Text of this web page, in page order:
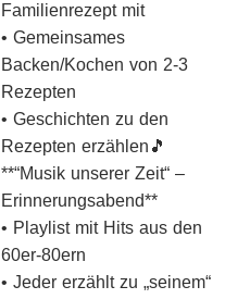
Familienrezept mit
• Gemeinsames
Backen/Kochen von 2-3
Rezepten
• Geschichten zu den
Rezepten erzählen🎵
**“Musik unserer Zeit“ –
Erinnerungsabend**
• Playlist mit Hits aus den
60er-80ern
• Jeder erzählt zu „seinem“